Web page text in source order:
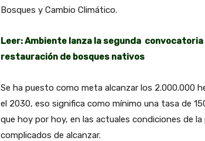
Bosques y Cambio Climático.
Leer: Ambiente lanza la segunda
restauración de bosques nativos
Se ha puesto como meta alcanzar los 2.000.000
el 2030, eso significa como mínimo una tasa de
que hoy por hoy, en las actuales condiciones de
complicados de alcanzar.